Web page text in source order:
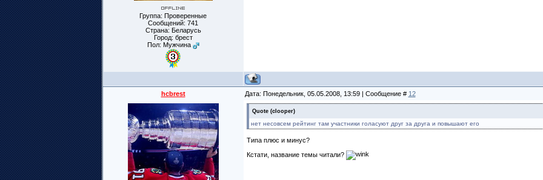
Группа: Проверенные
Сообщений: 741
Страна: Беларусь
Город: брест
Пол: Мужчина
hcbrest Дата: Понедельник, 05.05.2008, 13:59 | Сообщение # 12
Quote(clooper)
нет несовсем рейтинг там участники голасуют друг за друга и повышают его
Типа плюс и минус?
Кстати, название темы читали?